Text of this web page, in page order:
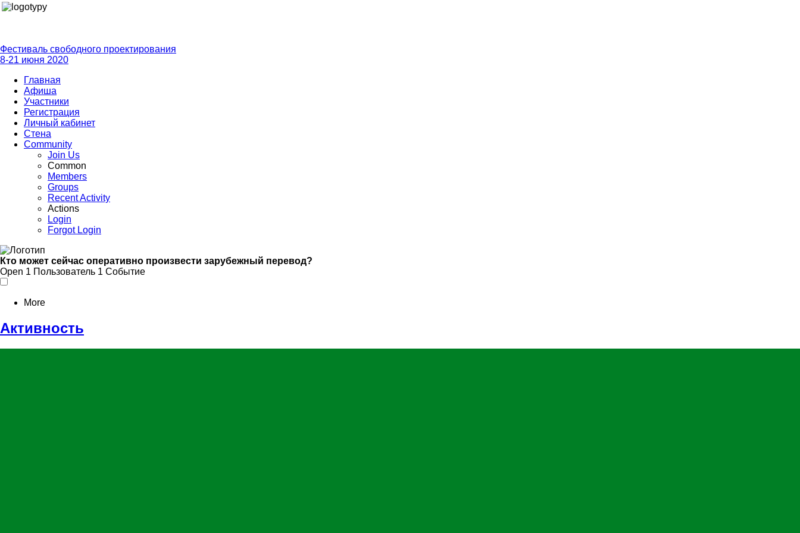
Фестиваль свободного проектирования
8-21 июня 2020
Главная
Афиша
Участники
Регистрация
Личный кабинет
Стена
Community
Join Us
Common
Members
Groups
Recent Activity
Actions
Login
Forgot Login
Кто может сейчас оперативно произвести зарубежный перевод?
Open 1 Пользователь 1 Событие
More
Активность